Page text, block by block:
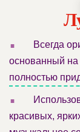
.
Всегда
основанный
полностью
.
красивых,